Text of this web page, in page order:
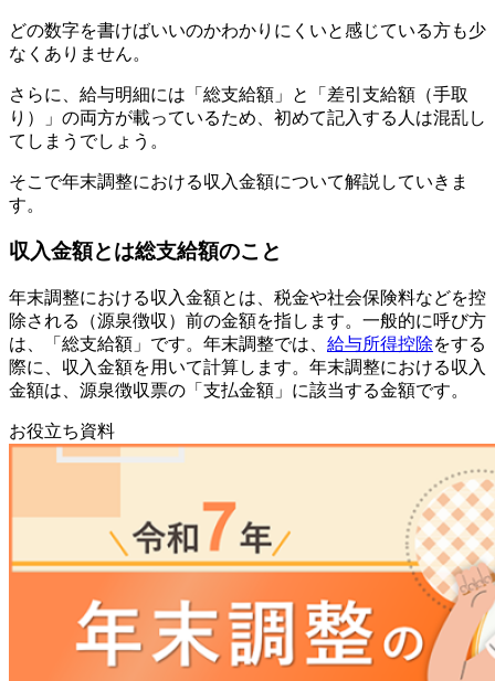
どの数字を書けばいいのかわかりにくいと感じている方も少
なくありません。
さらに、給与明細には「総支給額」と「差引支給額（手取
り）」の両方が載っているため、初めて記入する人は混乱し
てしまうでしょう。
そこで年末調整における収入金額について解説していきま
す。
収入金額とは総支給額のこと
年末調整における収入金額とは、税金や社会保険料などを控
除される（源泉徴収）前の金額を指します。一般的に呼び方
は、「総支給額」です。年末調整では、 給与所得控除をする
際に、収入金額を用いて計算します。年末調整における収入
金額は、源泉徴収票の「支払金額」に該当する金額です。
お役立ち資料